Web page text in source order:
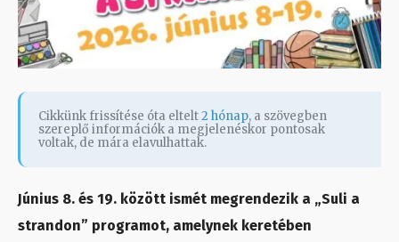
Cikkünk frissítése óta eltelt2 hónap, a szövegben
szereplő információk a megjelenéskor pontosak
voltak, de mára elavulhattak.
Június 8. és 19. között ismét megrendezik a „Suli a
strandon” programot, amelynek keretében